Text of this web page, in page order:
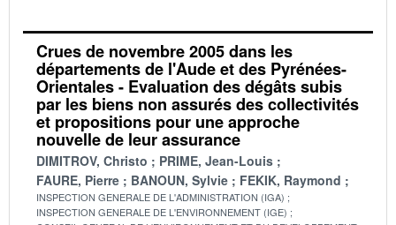
Crues de novembre 2005 dans les
départements de l'Aude et des Pyrénées-
Orientales - Evaluation des dégâts subis
par les biens non assurés des collectivités
et propositions pour une approche
nouvelle de leur assurance
DIMITROV, Christo
PRIME, Jean-Louis
FAURE, Pierre
BANOUN, Sylvie FEKIK, Raymond
INSPECTION GENERALE DE L'ADMINISTRATION (IGA)
INSPECTION GENERALE DE L'ENVIRONNEMENT (IGE)